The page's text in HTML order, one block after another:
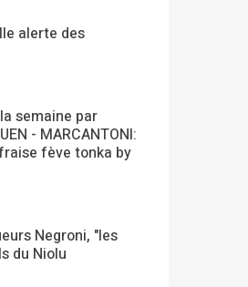
alerte des
semaine par
- MARCANTONI:
fève tonka by
Negroni, "les
du Niolu